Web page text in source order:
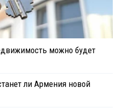
можно будет
ли Армения новой